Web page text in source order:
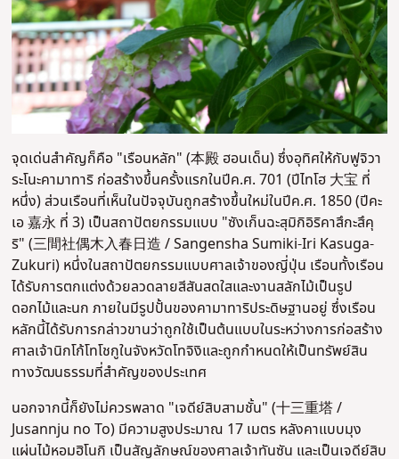
จุดเด่นสำคัญก็คือ "เรือนหลัก" (本殿 ฮอนเด็น) ซึ่งอุทิศให้กับฟูจิวา
ระโนะคามาทาริ ก่อสร้างขึ้นครั้งแรกในปีค.ศ. 701 (ปีไทโฮ 大宝 ที่
หนึ่ง) ส่วนเรือนที่เห็นในปัจจุบันถูกสร้างขึ้นใหม่ในปีค.ศ. 1850 (ปีคะ
เอ 嘉永 ที่ 3) เป็นสถาปัตยกรรมแบบ "ซังเก็นฉะสุมิกิอิริคาสึกะสึคุ
ริ" (三間社偶木入春日造 / Sangensha Sumiki-Iri Kasuga-
Zukuri) หนึ่งในสถาปัตยกรรมแบบศาลเจ้าของญี่ปุ่น เรือนทั้งเรือน
ได้รับการตกแต่งด้วยลวดลายสีสันสดใสและงานสลักไม้เป็นรูป
ดอกไม้และนก ภายในมีรูปปั้นของคามาทาริประดิษฐานอยู่ ซึ่งเรือน
หลักนี้ได้รับการกล่าวขานว่าถูกใช้เป็นต้นแบบในระหว่างการก่อสร้าง
ศาลเจ้านิกโก้โทโชกูในจังหวัดโทจิงิและถูกกำหนดให้เป็นทรัพย์สิน
ทางวัฒนธรรมที่สำคัญของประเทศ
นอกจากนี้ก็ยังไม่ควรพลาด "เจดีย์สิบสามชั้น" (十三重塔 /
Jusannju no To) มีความสูงประมาณ 17 เมตร หลังคาแบบมุง
แผ่นไม้หอมฮิโนกิ เป็นสัญลักษณ์ของศาลเจ้าทันซัน และเป็นเจดีย์สิบ